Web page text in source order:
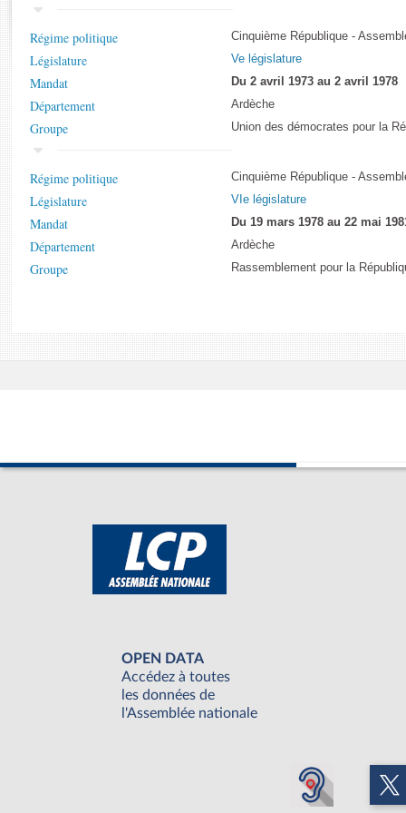
Rapports sur l'application des lois
Régime politique Cinquième République -
Législature Ve législature
Mandat Du 2 avril 1973 au 2 avril 1978
Département Ardèche
Groupe Union des démocrates pour la
Régime politique Cinquième République -
Législature VIe législature
Mandat Du 19 mars 1978 au 22 mai
Département Ardèche
Groupe Rassemblement pour la
OPEN DATA
Accédez à toutes
les données de
l'Assemblée nationale